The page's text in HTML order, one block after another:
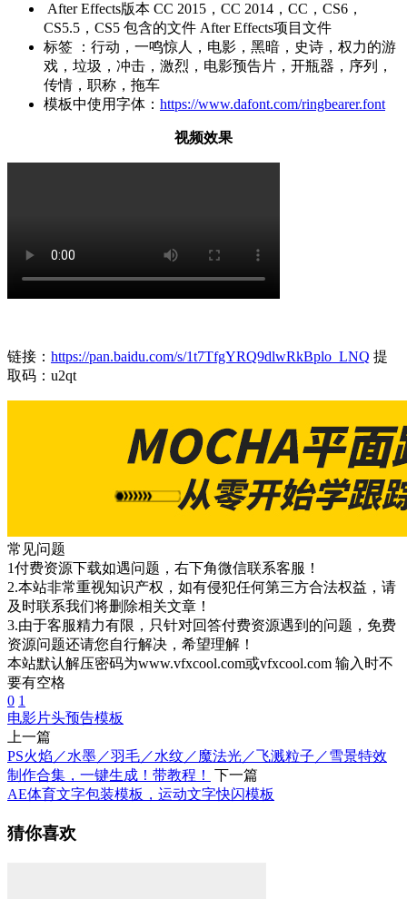
After Effects版本 CC 2015，CC 2014，CC，CS6，
CS5.5，CS5 包含的文件 After Effects项目文件
标签 ：行动，一鸣惊人，电影，黑暗，史诗，权力的游
戏，垃圾，冲击，激烈，电影预告片，开瓶器，序列，
传情，职称，拖车
模板中使用字体： https://www.dafont.com/ringbearer.font
视频效果
链接： https://pan.baidu.com/s/1t7TfgYRQ9dlwRkBplo_LNQ 提
取码：u2qt
常见问题
1付费资源下载如遇问题，右下角微信联系客服！
2.本站非常重视知识产权，如有侵犯任何第三方合法权益，请
及时联系我们将删除相关文章！
3.由于客服精力有限，只针对回答付费资源遇到的问题，免费
资源问题还请您自行解决，希望理解！
本站默认解压密码为www.vfxcool.com或vfxcool.com 输入时不
要有空格
0 1
电影片头预告模板
上一篇
PS火焰／水墨／羽毛／水纹／魔法光／飞溅粒子／雪景特效
制作合集，一键生成！带教程！
下一篇
AE体育文字包装模板，运动文字快闪模板
猜你喜欢